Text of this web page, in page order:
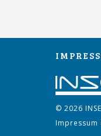
© 2026
Impressum